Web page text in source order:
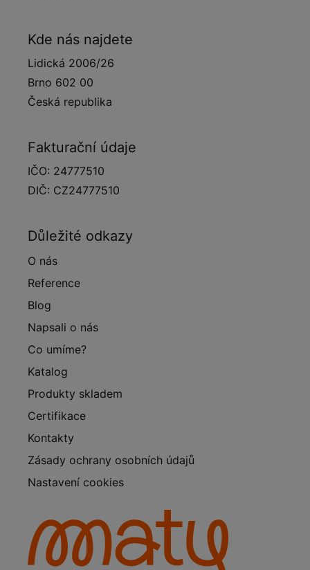
Kde nás najdete
Lidická 2006/26
Brno 602 00
Česká republika
Fakturační údaje
IČO: 24777510
DIČ: CZ24777510
Důležité odkazy
O nás
Reference
Blog
Napsali o nás
Co umíme?
Katalog
Produkty skladem
Certifikace
Kontakty
Zásady ochrany osobních údajů
Nastavení cookies